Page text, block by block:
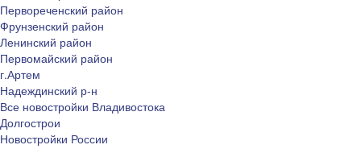
Первореченский район
Фрунзенский район
Ленинский район
Первомайский район
г.Артем
Надеждинский р-н
Все новостройки Владивостока
Долгострои
Новостройки России